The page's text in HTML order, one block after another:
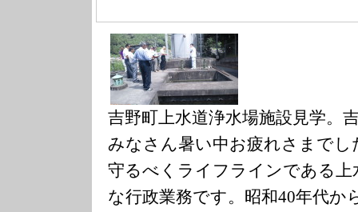
吉野町上水道浄水場施設見学。
みなさん暑い中お疲れさまでし
守るべくライフラインである上
な行政業務です。昭和40年代か